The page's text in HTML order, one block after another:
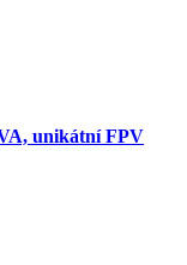
unikátní FPV